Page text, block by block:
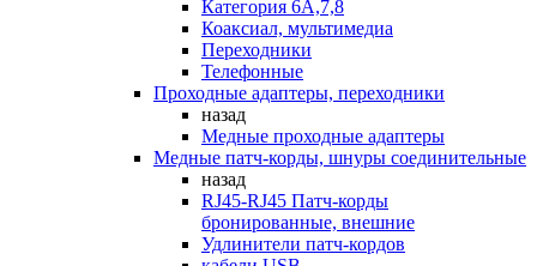
Категория 6А,7,8
Коаксиал, мультимедиа
Переходники
Телефонные
Проходные адаптеры, переходники
назад
Медные проходные адаптеры
Медные патч-корды, шнуры соединительные
назад
RJ45-RJ45 Патч-корды
бронированные, внешние
Удлинители патч-кордов